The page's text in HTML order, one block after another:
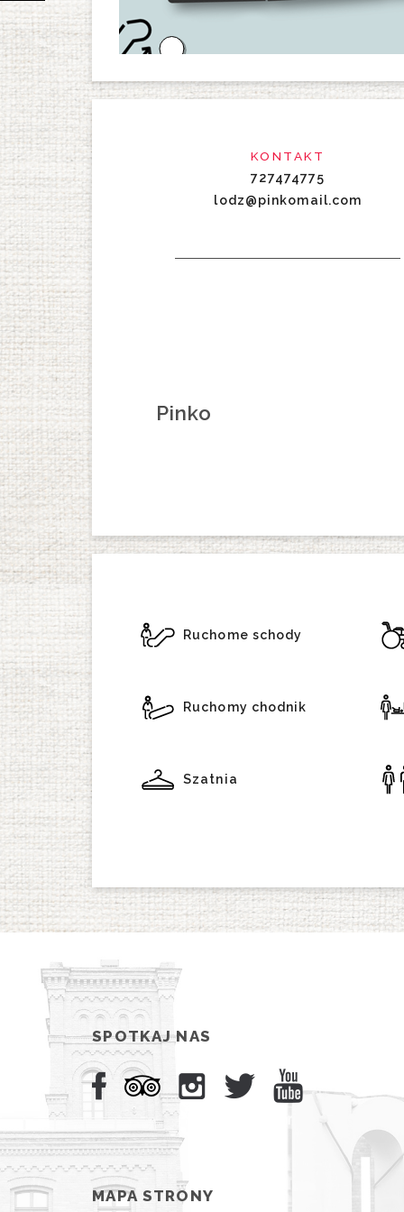
KONTAKT
727474775
lodz@pinkomail.com
Pinko
Ruchome schody
Ruchomy chodnik
Szatnia
SPOTKAJ NAS
MAPA STRONY